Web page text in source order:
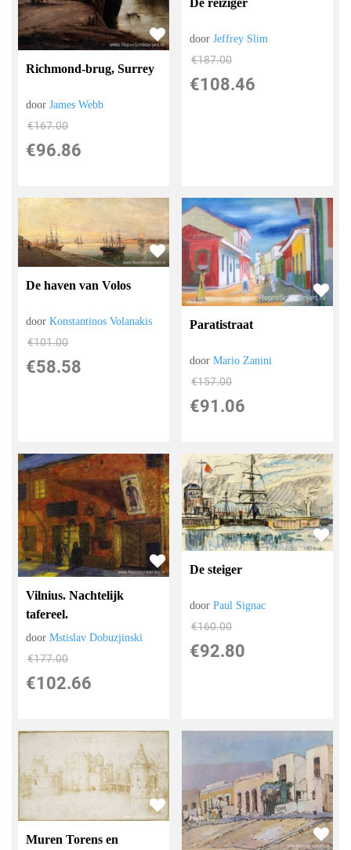
Richmond-brug, Surrey
doorJames Webb
€167.00
€96.86
De reiziger
doorJeffrey Slim
€187.00
€108.46
De haven van Volos
doorKonstantinos Volanakis
€101.00
€58.58
Paratistraat
doorMario Zanini
€157.00
€91.06
Vilnius. Nachtelijk
tafereel.
doorMstislav Dobuzjinski
€177.00
€102.66
De steiger
doorPaul Signac
€160.00
€92.80
Muren Torens en